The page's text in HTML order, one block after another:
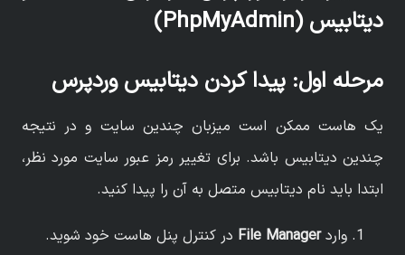
مرحله اول: پیدا کردن دیتابیس وردپرس
یک هاست ممکن است میزبان چندین سایت و در نتیجه
چندین دیتابیس باشد. برای تغییر رمز عبور سایت مورد نظر،
ابتدا باید نام دیتابیس متصل به آن را پیدا کنید.
واردFile Manager در کنترل پنل هاست خود شوید.